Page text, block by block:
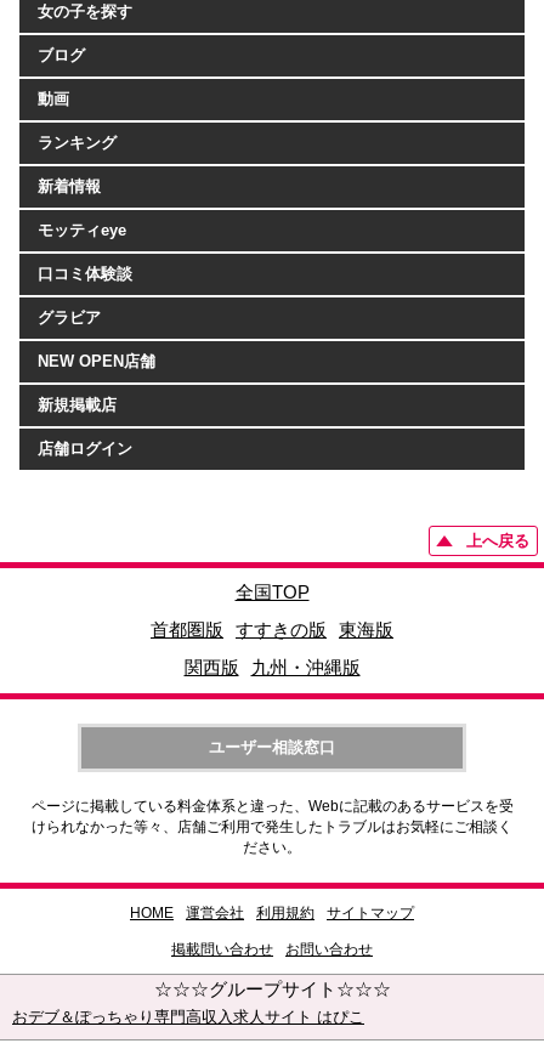
女の子を探す
ブログ
動画
ランキング
新着情報
モッティeye
口コミ体験談
グラビア
NEW OPEN店舗
新規掲載店
店舗ログイン
上へ戻る
全国TOP
首都圏版
すすきの版
東海版
関西版
九州・沖縄版
ユーザー相談窓口
ページに掲載している料金体系と違った、Webに記載のあるサービスを受
けられなかった等々、店舗ご利用で発生したトラブルはお気軽にご相談く
ださい。
HOME 運営会社 利用規約 サイトマップ
掲載問い合わせ お問い合わせ
☆☆☆グループサイト☆☆☆
おデブ＆ぽっちゃり専門高収入求人サイト はぴこ